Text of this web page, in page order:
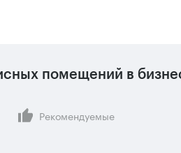
помещений в
Рекомендуемые